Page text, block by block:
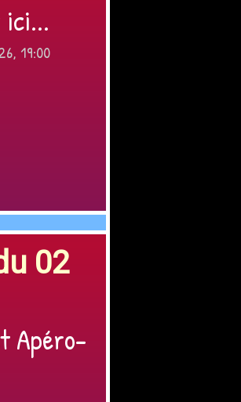
19:00
02
Apéro-